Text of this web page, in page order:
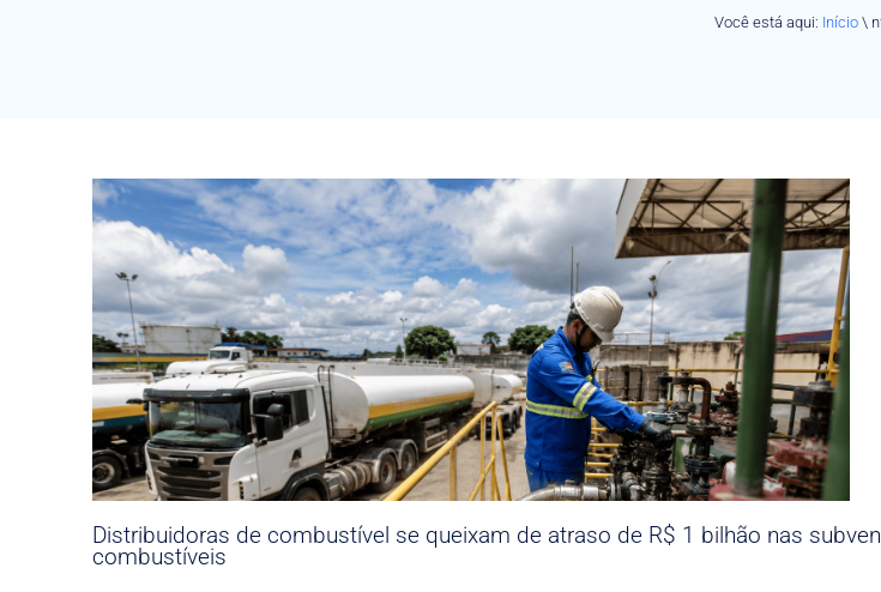
Você está aqui: Início \
Distribuidoras de combustível se queixam de atraso de R$ 1 bilhão nas
combustíveis